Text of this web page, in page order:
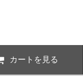
カートを見る